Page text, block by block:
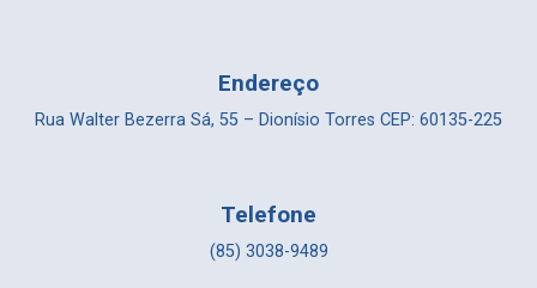
Endereço
Rua Walter Bezerra Sá, 55 – Dionísio Torres CEP: 60135-225
Telefone
(85) 3038-9489